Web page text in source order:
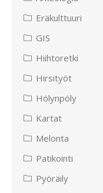
Eräkulttuuri
GIS
Hiihtoretki
Hirsityöt
Hölynpöly
Kartat
Melonta
Patikointi
Pyöräily